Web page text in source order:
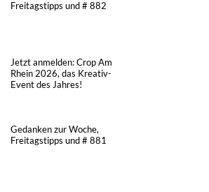
Freitagstipps und # 882
Jetzt anmelden: Crop Am
Rhein 2026, das Kreativ-
Event des Jahres!
Gedanken zur Woche,
Freitagstipps und # 881